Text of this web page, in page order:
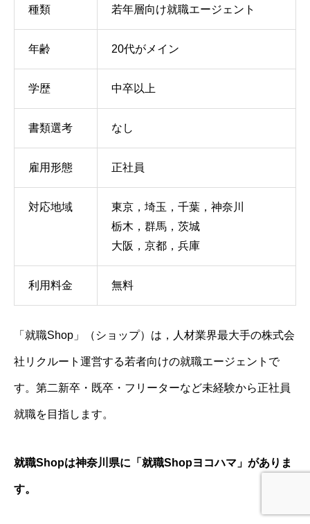
種類 若年層向け就職エージェント
年齢 20代がメイン
学歴 中卒以上
書類選考 なし
雇用形態 正社員
対応地域
東京，埼玉，千葉，神奈川
栃木，群馬，茨城
大阪，京都，兵庫
利用料金 無料
「就職Shop」（ショップ）は，人材業界最大手の株式会
社リクルート運営する若者向けの就職エージェントで
す。第二新卒・既卒・フリーターなど未経験から正社員
就職を目指します。
就職Shopは神奈川県に「就職Shopヨコハマ」がありま
す。